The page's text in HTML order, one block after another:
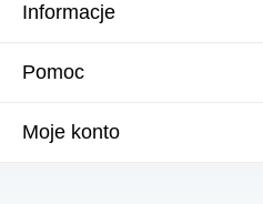
Informacje
Pomoc
Moje konto